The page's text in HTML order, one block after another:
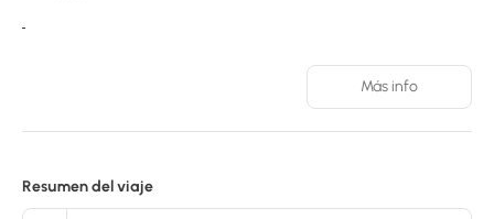
Más info
Resumen del viaje